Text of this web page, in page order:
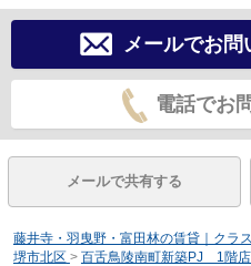
メールでお
電話でお
メールで共有する
藤井寺・羽曳野・富田林の賃貸｜クラ
堺市北区 > 百舌鳥陵南町新築PJ 1階